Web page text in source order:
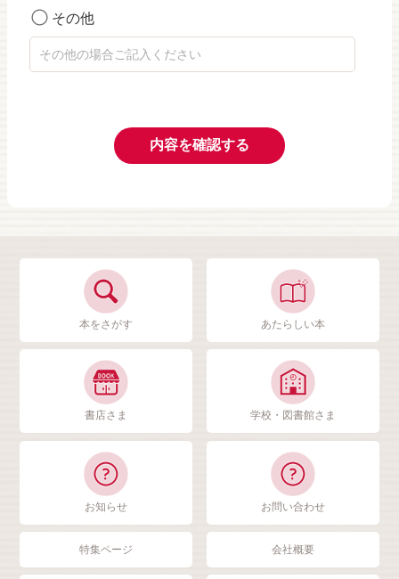
その他
内容を確認する
本をさがす あたらしい本
書店さま 学校・図書館さま
お知らせ お問い合わせ
特集ページ 会社概要